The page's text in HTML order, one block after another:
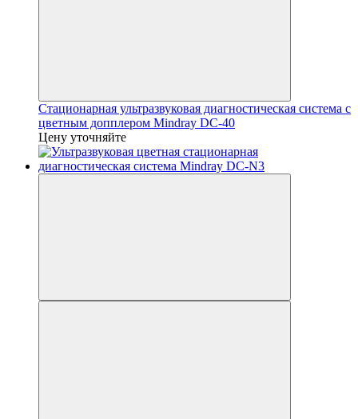
Стационарная ультразвуковая диагностическая система с
цветным допплером Mindray DC-40
Цену уточняйте